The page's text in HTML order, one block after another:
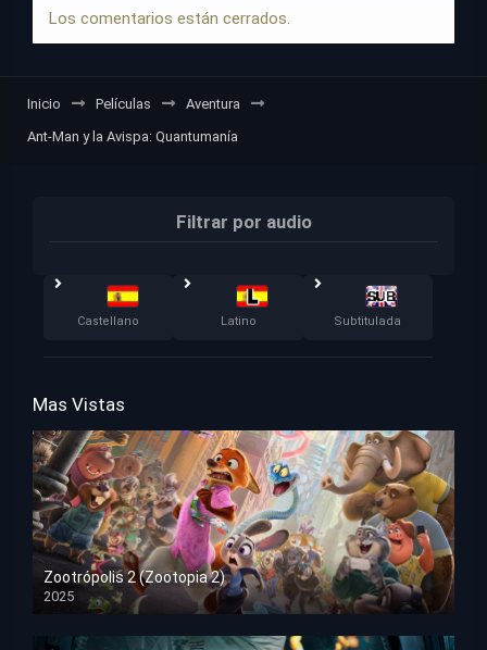
Los comentarios están cerrados.
Inicio Películas
Aventura
Ant-Man y la Avispa: Quantumanía
Filtrar por audio
Castellano Latino Subtitulada
Mas Vistas
Zootrópolis 2 (Zootopia 2)
2025
HD 1080p